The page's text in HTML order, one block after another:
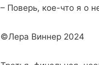
– Поверь, кое-что я о
©Лера Виннер 2024